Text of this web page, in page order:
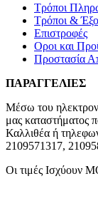
Τρόποι
Τρόποι &
Επιστροφές
Οροι και
Προστασία
ΠΑΡΑΓΓΕΛΙΕΣ
Μέσω του
μας καταστήματος
Καλλιθέα ή
2109571317,
Οι τιμές Ισχύουν